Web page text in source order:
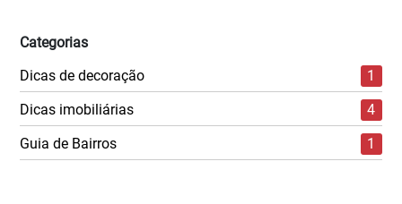
Categorias
Dicas de decoração
1
Dicas imobiliárias
4
Guia de Bairros
1